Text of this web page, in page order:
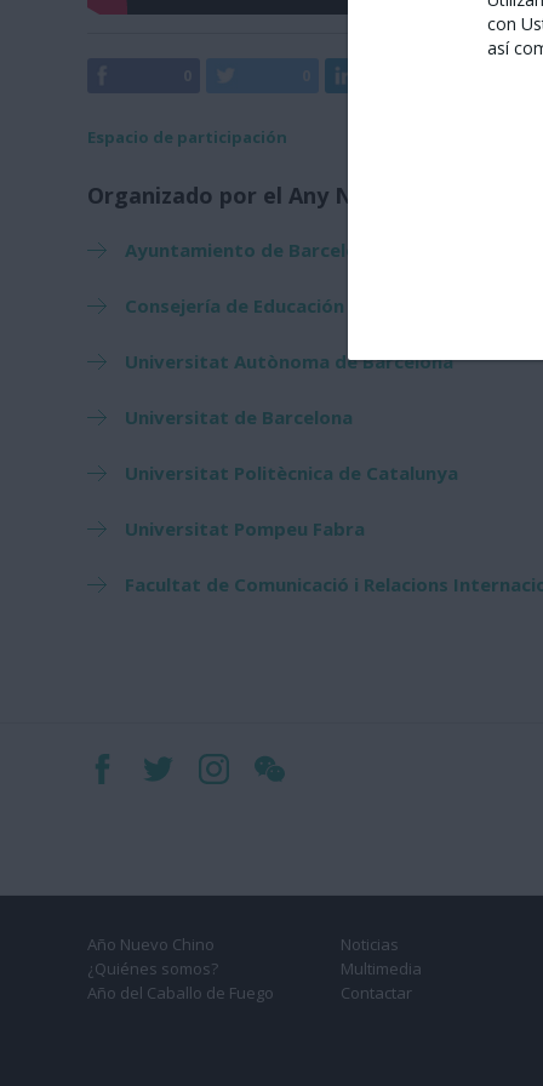
con
así
Espacio de participación
Organizado por el Any Nou Xinès amb
Ayuntamiento de Barcelona
Consejería de Educación de la Embajada de
Universitat Autònoma de Barcelona
Universitat de Barcelona
Universitat Politècnica de Catalunya
Universitat Pompeu Fabra
Facultat de Comunicació i Relacions
Año Nuevo Chino
¿Quiénes somos?
Año del Caballo de Fuego
Noticias
Multimedia
Contactar